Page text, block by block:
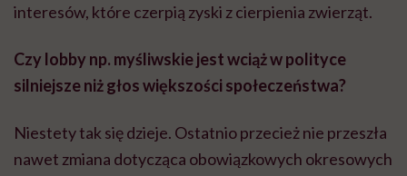
interesów, które czerpią zyski z cierpienia zwierząt.
Czy lobby np. myśliwskie jest wciąż w polityce
silniejsze niż głos większości społeczeństwa?
Niestety tak się dzieje. Ostatnio przecież nie przeszła
nawet zmiana dotycząca obowiązkowych okresowych